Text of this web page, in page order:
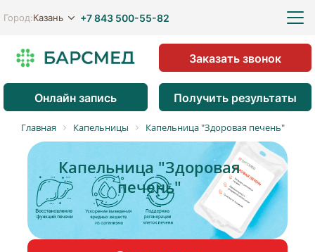
Город:Казань +7 843 500-55-82
Онлайн запись Получить результаты
Заказать звонок
Главная Капельницы Капельница "Здоровая печень"
Капельница "Здоровая
печень"